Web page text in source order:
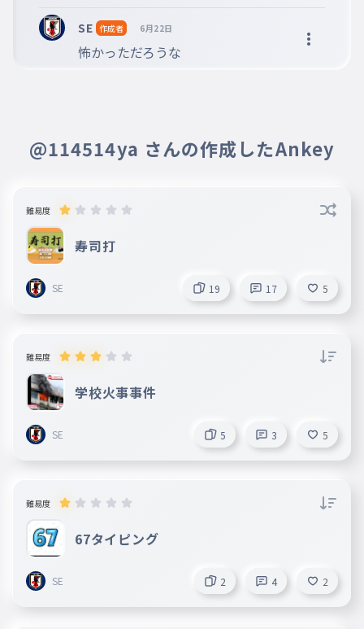
SE 作成者 6月22日
@114514ya さんの作成したAnkey
難易度
寿司打
SE 19 17 5
難易度
学校火事事件
SE 5 3 5
難易度
67タイピング
SE 2 4 2